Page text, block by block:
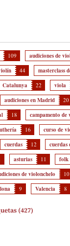
109 audiciones de
44 masterclass
Catalunya 22 viola
audiciones en Madrid 20
18 campamento de
16 curso de
cuerdas 12 cuerdas
asturias 11 folk
de violonchelo 10
9 Valencia 8
(427)